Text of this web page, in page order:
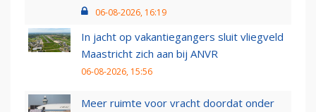
06-08-2026, 16:19
In jacht op vakantiegangers sluit vliegveld
Maastricht zich aan bij ANVR
06-08-2026, 15:56
Meer ruimte voor vracht doordat onder